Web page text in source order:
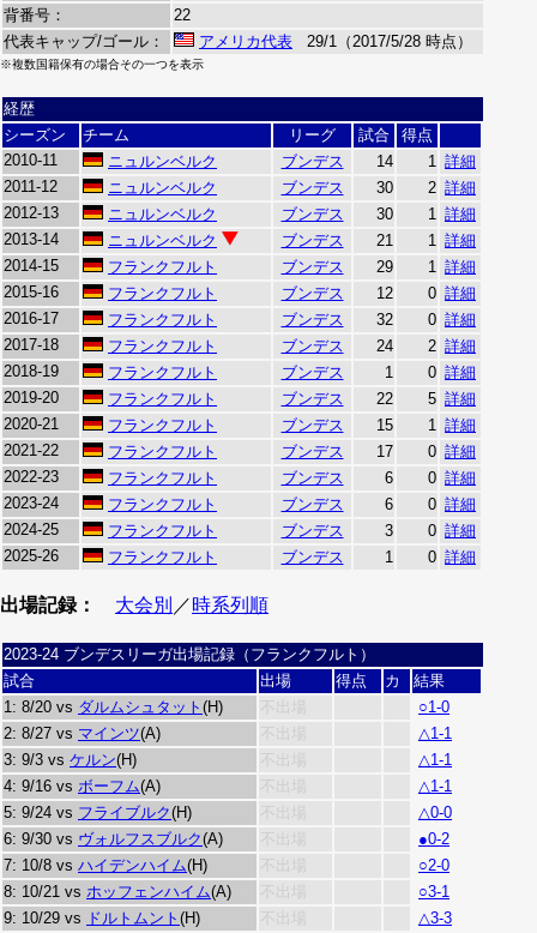
背番号：
22
代表キャップ/ゴール：
アメリカ代表 29/1（2017/5/28 時点）
※複数国籍保有の場合その一つを表示
経歴
シーズン
チーム リーグ 試合
得点
2010-11
ニュルンベルク ブンデス 14 1 詳細
2011-12
ニュルンベルク ブンデス 30 2 詳細
2012-13
ニュルンベルク ブンデス 30 1 詳細
2013-14
ニュルンベルク ブンデス 21 1 詳細
2014-15
フランクフルト ブンデス 29 1 詳細
2015-16
フランクフルト ブンデス 12 0 詳細
2016-17
フランクフルト ブンデス 32 0 詳細
2017-18
フランクフルト ブンデス 24 2 詳細
2018-19
フランクフルト ブンデス 1 0 詳細
2019-20
フランクフルト ブンデス 22 5 詳細
2020-21
フランクフルト ブンデス 15 1 詳細
2021-22
フランクフルト ブンデス 17 0 詳細
2022-23
フランクフルト ブンデス 6 0 詳細
2023-24
フランクフルト ブンデス 6 0 詳細
2024-25
フランクフルト ブンデス 3 0 詳細
2025-26
フランクフルト ブンデス 1 0 詳細
出場記録： 大会別 ／時系列順
2023-24 ブンデスリーガ出場記録（フランクフルト）
試合
出場 得点 カ
結果
1: 8/20 vs ダルムシュタット (H) 不出場
○1-0
2: 8/27 vs マインツ(A) 不出場
△1-1
3: 9/3 vs ケルン(H) 不出場
△1-1
4: 9/16 vs ボーフム(A) 不出場
△1-1
5: 9/24 vs フライブルク(H) 不出場
△0-0
6: 9/30 vs ヴォルフスブルク(A) 不出場
●0-2
7: 10/8 vs ハイデンハイム(H) 不出場
○2-0
8: 10/21 vs ホッフェンハイム(A) 不出場
○3-1
9: 10/29 vs ドルトムント (H) 不出場
△3-3